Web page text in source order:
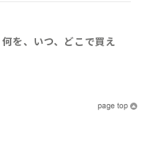
を、いつ、どこで買え